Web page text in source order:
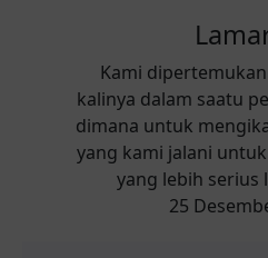
Kami
kalinya dalam saatu
dimana untuk
yang kami jalani
yang lebih serius
25